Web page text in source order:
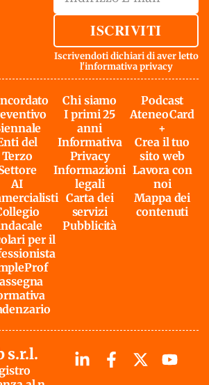
ISCRIVITI
Iscrivendoti dichiari di aver letto
l'informativa privacy
del
Terzo
AI
per il
Chi siamo
I primi 25
anni
Informativa
Privacy
Informazioni
legali
Carta dei
servizi
Pubblicità
Podcast
AteneoCard
+
Crea il tuo
sito web
Lavora con
noi
Mappa dei
contenuti
s.r.l.